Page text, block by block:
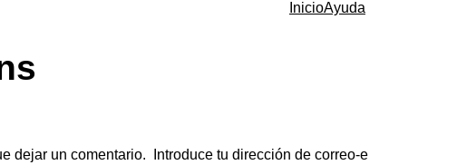
InicioAyuda
dejar un comentario. Introduce tu dirección de correo-e